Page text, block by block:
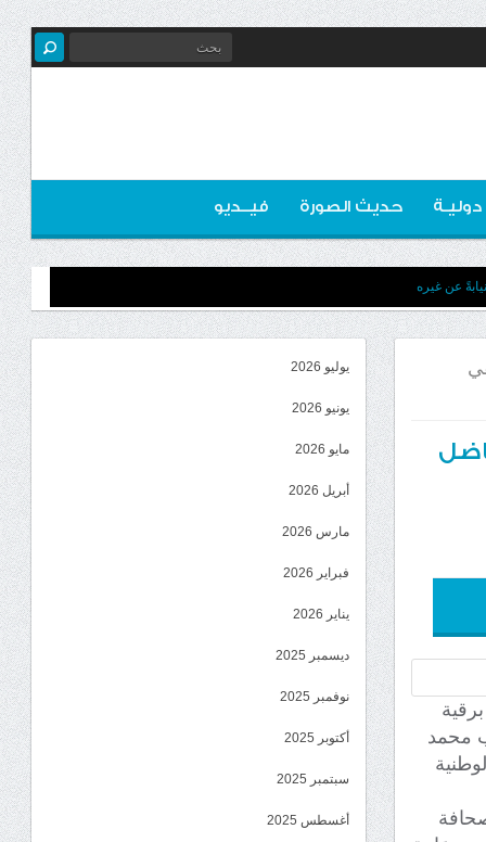
دوليـة حديث الصورة فيــديو
عن غيره
محمد
يوليو 2026
يونيو 2026
مايو 2026
أبريل 2026
مارس 2026
فبراير 2026
يناير 2026
ديسمبر 2025
نوفمبر 2025
أكتوبر 2025
سبتمبر 2025
أغسطس 2025